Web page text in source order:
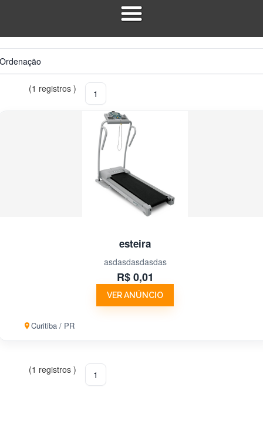
(1 registros ) 1
esteira
asdasdasdasdas
R$ 0,01
VER ANÚNCIO
Curitiba / PR
(1 registros ) 1